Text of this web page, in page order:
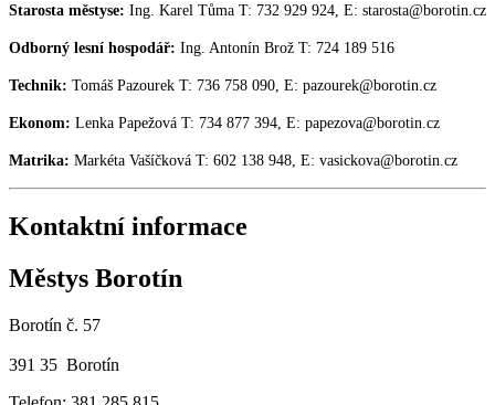
Starosta městyse: Ing. Karel Tůma T: 732 929 924, E: starosta@borotin.cz
Odborný lesní hospodář: Ing. Antonín Brož T: 724 189 516
Technik: Tomáš Pazourek T: 736 758 090, E: pazourek@borotin.cz
Ekonom: Lenka Papežová T: 734 877 394, E: papezova@borotin.cz
Matrika: Markéta Vašíčková T: 602 138 948, E: vasickova@borotin.cz
Kontaktní informace
Městys Borotín
Borotín č. 57
391 35 Borotín